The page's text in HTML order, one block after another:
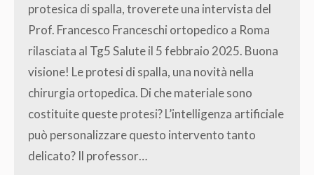
protesica di spalla, troverete una intervista del
Prof. Francesco Franceschi ortopedico a Roma
rilasciata al Tg5 Salute il 5 febbraio 2025. Buona
visione! Le protesi di spalla, una novità nella
chirurgia ortopedica. Di che materiale sono
costituite queste protesi? L’intelligenza artificiale
può personalizzare questo intervento tanto
delicato? Il professor…